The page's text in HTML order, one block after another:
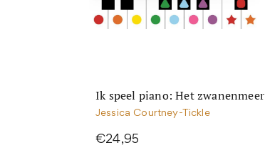
Ik speel piano: Het zwanenmeer
Jessica Courtney-Tickle
€24,95